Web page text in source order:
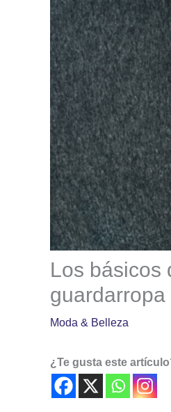
Los básicos
Moda & Belleza
¿Te gusta este